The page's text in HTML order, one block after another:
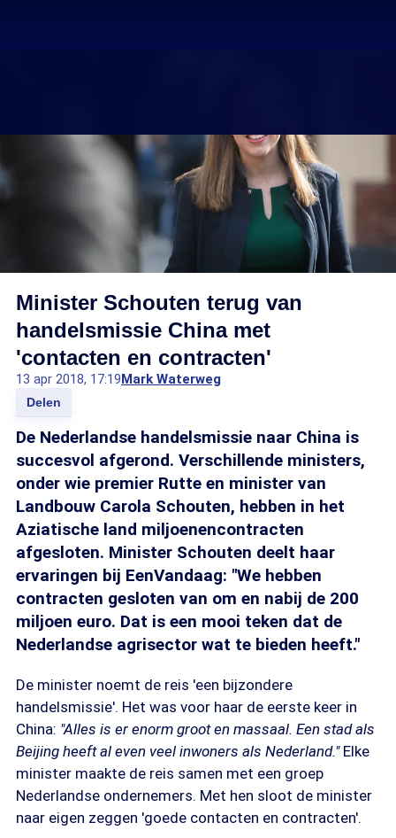
Minister Schouten terug van
handelsmissie China met
'contacten en contracten'
13 apr 2018, 17:19Mark Waterweg
Delen
De Nederlandse handelsmissie naar China is
succesvol afgerond. Verschillende ministers,
onder wie premier Rutte en minister van
Landbouw Carola Schouten, hebben in het
Aziatische land miljoenencontracten
afgesloten. Minister Schouten deelt haar
ervaringen bij EenVandaag: "We hebben
contracten gesloten van om en nabij de 200
miljoen euro. Dat is een mooi teken dat de
Nederlandse agrisector wat te bieden heeft."
De minister noemt de reis 'een bijzondere
handelsmissie'. Het was voor haar de eerste keer in
China: "Alles is er enorm groot en massaal. Een stad als
Beijing heeft al even veel inwoners als Nederland." Elke
minister maakte de reis samen met een groep
Nederlandse ondernemers. Met hen sloot de minister
naar eigen zeggen 'goede contacten en contracten'.